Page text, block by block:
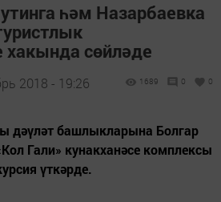
һәм Назарбаевка
сөйләде
2018 - 19:26 1689 0 0
дәүләт башлыкларына Болгар
Гали» кунакханәсе комплексы
үткәрде.